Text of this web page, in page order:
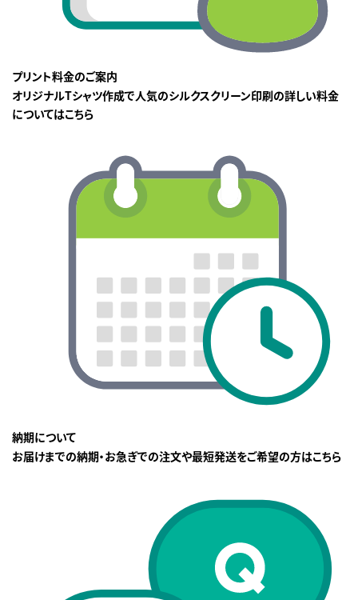
プリント料金のご案内
オリジナルTシャツ作成で人気のシルクスクリーン印刷の詳しい料金
についてはこちら
納期について
お届けまでの納期・お急ぎでの注文や最短発送をご希望の方はこちら